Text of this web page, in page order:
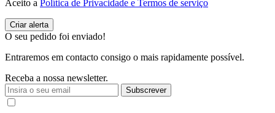
Aceito a Política de Privacidade e Termos de serviço
O seu pedido foi enviado!
Entraremos em contacto consigo o mais rapidamente possível.
Receba a nossa newsletter.
Subscrever